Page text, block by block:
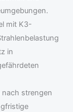
mit K3-
in
nach strengen